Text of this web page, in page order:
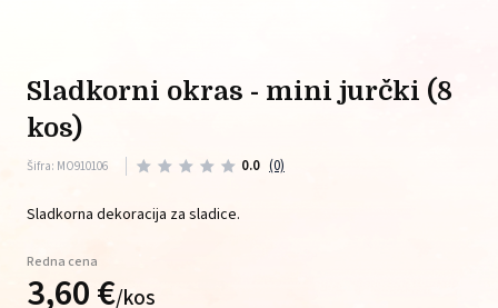
sladkorni okras - mini jurčki (8
kos)
Šifra: MO910106 0.0 (0)
Sladkorna dekoracija za sladice.
Redna cena
3,60€/kos